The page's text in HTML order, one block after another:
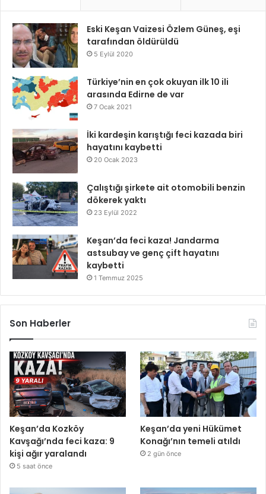
Eski Keşan Vaizesi Özlem Güneş, eşi
tarafından öldürüldü
5 Eylül 2020
Türkiye’nin en çok okuyan ilk 10 ili
arasında Edirne de var
7 Ocak 2021
İki kardeşin karıştığı feci kazada biri
hayatını kaybetti
20 Ocak 2023
Çalıştığı şirkete ait otomobili benzin
dökerek yaktı
23 Eylül 2022
Keşan’da feci kaza! Jandarma
astsubay ve genç çift hayatını
kaybetti
1 Temmuz 2025
Son Haberler
Keşan’da Kozköy
Kavşağı’nda feci kaza: 9
kişi ağır yaralandı
5 saat önce
Keşan’da yeni Hükümet
Konağı’nın temeli atıldı
2 gün önce